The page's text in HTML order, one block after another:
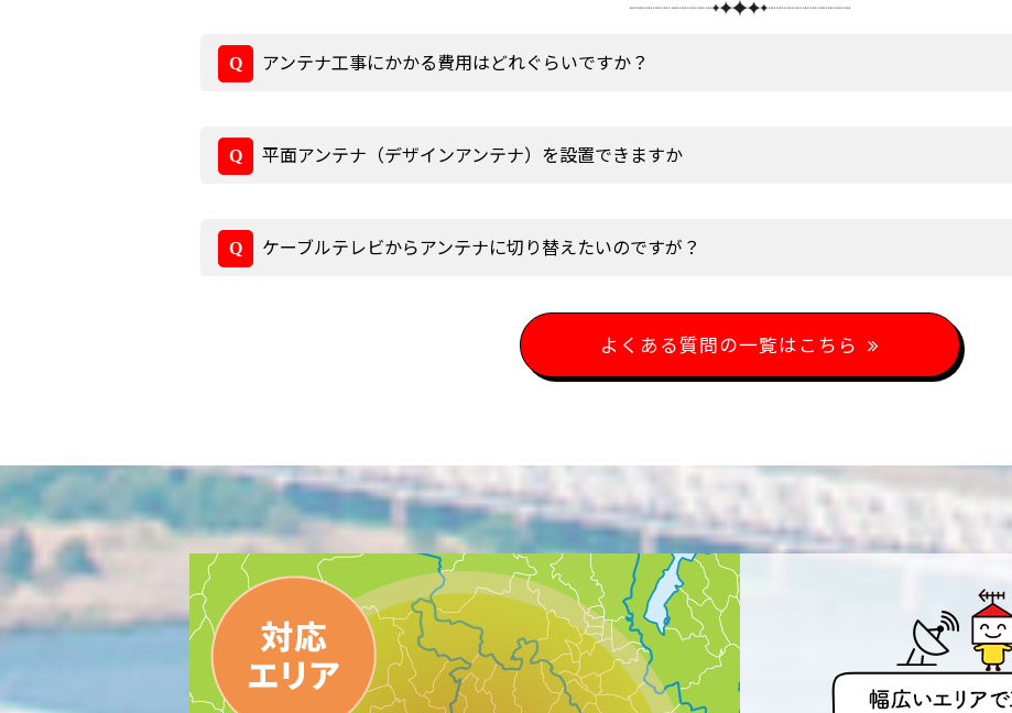
アンテナ工事にかかる費用はどれぐらいですか？
平面アンテナ（デザインアンテナ）を設置できますか
ケーブルテレビからアンテナに切り替えたいのですが？
よくある質問の一覧はこちら